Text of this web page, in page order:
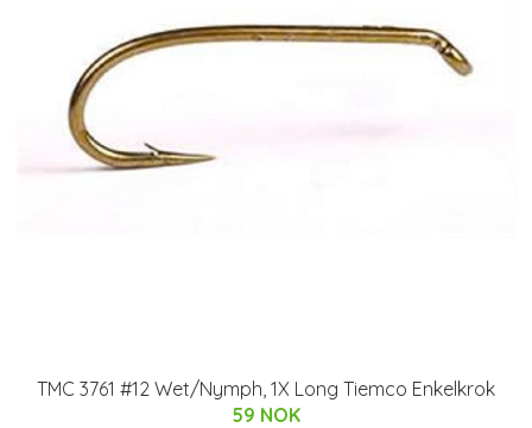
TMC 3761 #12 Wet/Nymph, 1X Long Tiemco Enkelkrok
59 NOK